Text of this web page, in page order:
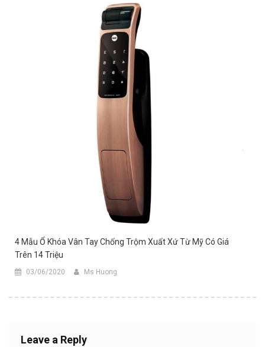
4 Mẫu Ổ Khóa Vân Tay Chống Trộm Xuất Xứ Từ Mỹ Có Giá
Trên 14 Triệu
03/06/2020 Ms Huong
Leave a Reply